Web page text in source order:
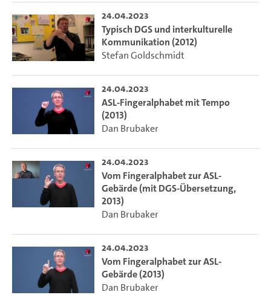
24.04.2023
Typisch DGS und interkulturelle
Kommunikation (2012)
Stefan Goldschmidt
24.04.2023
ASL-Fingeralphabet mit Tempo
(2013)
Dan Brubaker
24.04.2023
Vom Fingeralphabet zur ASL-
Gebärde (mit DGS-Übersetzung,
2013)
Dan Brubaker
24.04.2023
Vom Fingeralphabet zur ASL-
Gebärde (2013)
Dan Brubaker